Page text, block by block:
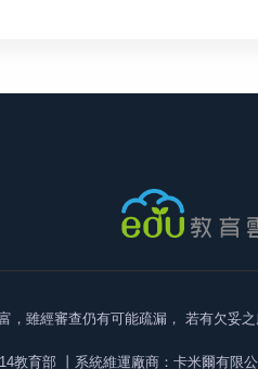
，雖經審查仍有可能疏漏， 若有欠妥之
教育部 丨系統維運廠商：卡米爾有限